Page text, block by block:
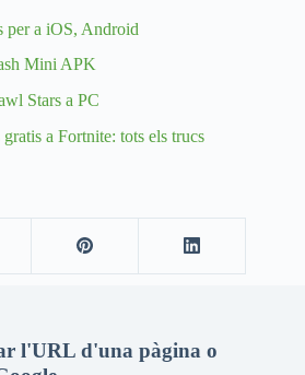
per a iOS, Android
Mini APK
Stars a PC
a Fortnite: tots els trucs